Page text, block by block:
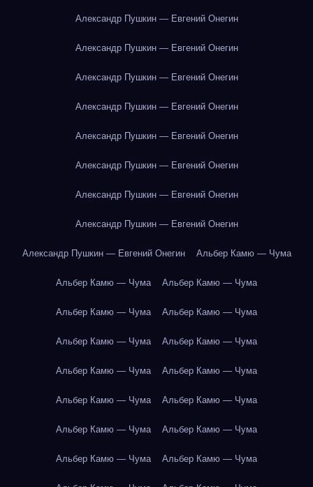
Александр Пушкин — Евгений Онегин
Александр Пушкин — Евгений Онегин
Александр Пушкин — Евгений Онегин
Александр Пушкин — Евгений Онегин
Александр Пушкин — Евгений Онегин
Александр Пушкин — Евгений Онегин
Александр Пушкин — Евгений Онегин
Александр Пушкин — Евгений Онегин
Александр Пушкин — Евгений Онегин Альбер Камю — Чума
Альбер Камю — Чума Альбер Камю — Чума
Альбер Камю — Чума Альбер Камю — Чума
Альбер Камю — Чума Альбер Камю — Чума
Альбер Камю — Чума Альбер Камю — Чума
Альбер Камю — Чума Альбер Камю — Чума
Альбер Камю — Чума Альбер Камю — Чума
Альбер Камю — Чума Альбер Камю — Чума